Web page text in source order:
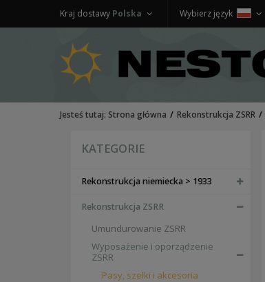
Wybierz język
Kraj dostawy Polska
Jesteś tutaj: Strona główna Rekonstrukcja ZSRR
KATEGORIE
Rekonstrukcja niemiecka > 1933
Rekonstrukcja ZSRR
Umundurowanie ZSRR
Wyposażenie i oporządzenie
ZSRR
Pasy, szelki i akcesoria